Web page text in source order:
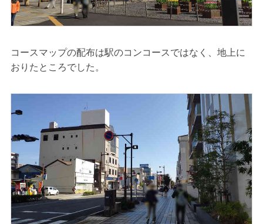
コースマップの配布は駅のコンコースではなく、地上に
おりたところでした。